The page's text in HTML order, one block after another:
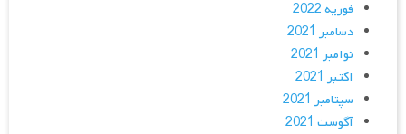
فوریه 2022
دسامبر 2021
نوامبر 2021
اکتبر 2021
سپتامبر 2021
آگوست 2021